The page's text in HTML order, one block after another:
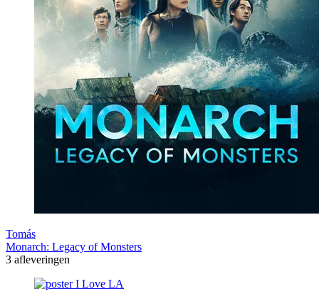
Tomás
Monarch: Legacy of Monsters
3 afleveringen